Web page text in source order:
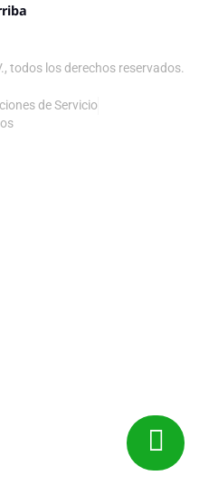
todos los derechos reservados.
de Servicio